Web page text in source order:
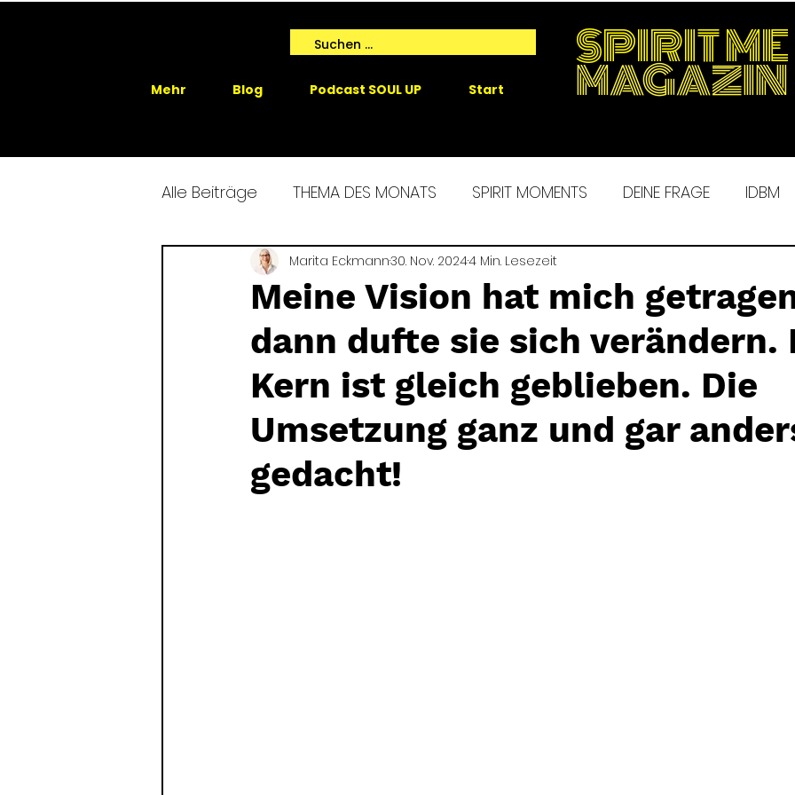
Start
Podcast SOUL UP
Blog
Mehr
SPIRIT ME
MAGAZIN
Alle Beiträge THEMA DES MONATS SPIRIT MOMENTS DEINE FRAGE IDBM
SPIRIT ME EVENTS SPIRIT ME EXPERIENCE MORGENROUTINE
GAIA SPRICHT
Meine Vision hat mich
dann dufte sie sich verändern.
Kern ist gleich geblieben. Die
Umsetzung ganz und gar
gedacht!
Marita Eckmann30. Nov. 20244 Min. Lesezeit